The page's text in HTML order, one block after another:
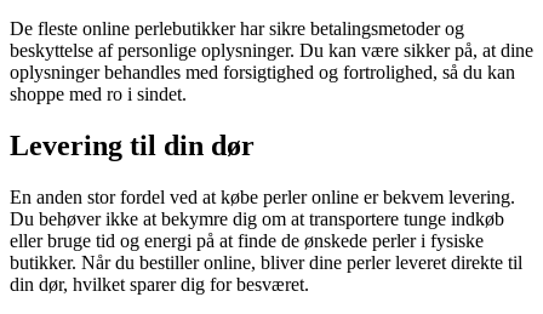
De fleste online perlebutikker har sikre betalingsmetoder og
beskyttelse af personlige oplysninger. Du kan være sikker på, at dine
oplysninger behandles med forsigtighed og fortrolighed, så du kan
shoppe med ro i sindet.
Levering til din dør
En anden stor fordel ved at købe perler online er bekvem levering.
Du behøver ikke at bekymre dig om at transportere tunge indkøb
eller bruge tid og energi på at finde de ønskede perler i fysiske
butikker. Når du bestiller online, bliver dine perler leveret direkte til
din dør, hvilket sparer dig for besværet.